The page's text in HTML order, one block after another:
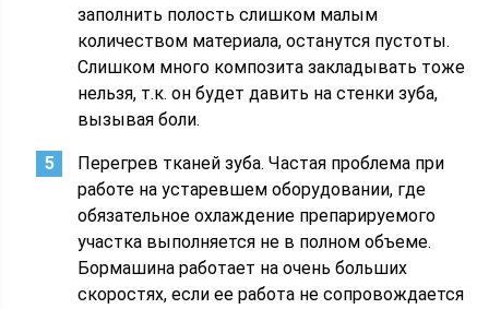
заполнить полость слишком малым
количеством материала, останутся пустоты.
Слишком много композита закладывать тоже
нельзя, т.к. он будет давить на стенки зуба,
вызывая боли.
Перегрев тканей зуба. Частая проблема при
работе на устаревшем оборудовании, где
обязательное охлаждение препарируемого
участка выполняется не в полном объеме.
Бормашина работает на очень больших
скоростях, если ее работа не сопровождается